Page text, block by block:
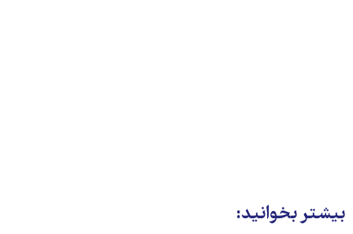
بیشتر بخوانید: